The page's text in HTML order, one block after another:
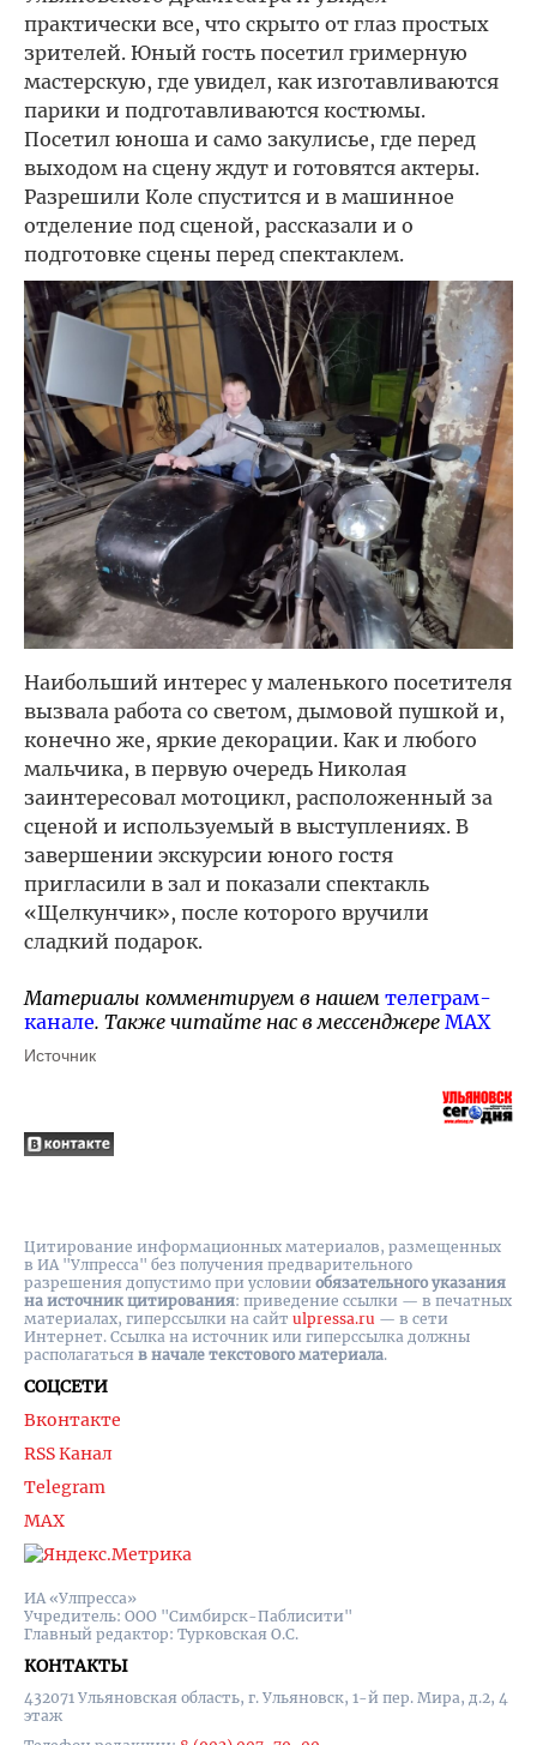
практически все, что скрыто от глаз простых
зрителей. Юный гость посетил гримерную
мастерскую, где увидел, как изготавливаются
парики и подготавливаются костюмы.
Посетил юноша и само закулисье, где перед
выходом на сцену ждут и готовятся актеры.
Разрешили Коле спустится и в машинное
отделение под сценой, рассказали и о
подготовке сцены перед спектаклем.
Наибольший интерес у маленького посетителя
вызвала работа со светом, дымовой пушкой и,
конечно же, яркие декорации. Как и любого
мальчика, в первую очередь Николая
заинтересовал мотоцикл, расположенный за
сценой и используемый в выступлениях. В
завершении экскурсии юного гостя
пригласили в зал и показали спектакль
«Щелкунчик», после которого вручили
сладкий подарок.
Материалы комментируем в нашем телеграм-
канале. Также читайте нас в мессенджере MAX
Источник
ИА «Улпресса»
Учредитель: ООО "Симбирск-Паблисити"
Главный редактор: Турковская О.С.
КОНТАКТЫ
432071 Ульяновская область, г. Ульяновск, 1-й пер. Мира, д.2, 4
этаж
СОЦСЕТИ
Вконтакте
RSS Канал
Telegram
MAX
Цитирование информационных материалов, размещенных
в ИА "Улпресса" без получения предварительного
разрешения допустимо при условии обязательного указания
на источник цитирования: приведение ссылки — в печатных
материалах, гиперссылки на cайт ulpressa.ru — в сети
Интернет. Ссылка на источник или гиперссылка должны
располагаться в начале текстового материала.